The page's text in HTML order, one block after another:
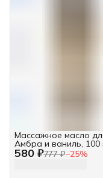
580 ₽777 ₽−25%
Массажное масло
Амбра и ваниль, 100